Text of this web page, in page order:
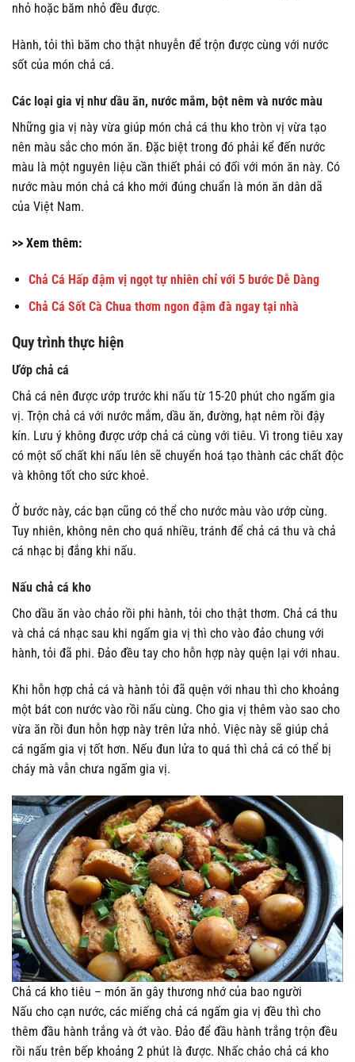
nhỏ hoặc băm nhỏ đều được.
Hành, tỏi thì băm cho thật nhuyễn để trộn được cùng với nước
sốt của món chả cá.
Các loại gia vị như dầu ăn, nước mắm, bột nêm và nước màu
Những gia vị này vừa giúp món chả cá thu kho tròn vị vừa tạo
nên màu sắc cho món ăn. Đặc biệt trong đó phải kể đến nước
màu là một nguyên liệu cần thiết phải có đối với món ăn này. Có
nước màu món chả cá kho mới đúng chuẩn là món ăn dân dã
của Việt Nam.
>> Xem thêm:
Chả Cá Hấp đậm vị ngọt tự nhiên chỉ với 5 bước Dễ Dàng
Chả Cá Sốt Cà Chua thơm ngon đậm đà ngay tại nhà
Quy trình thực hiện
Ướp chả cá
Chả cá nên được ướp trước khi nấu từ 15-20 phút cho ngấm gia
vị. Trộn chả cá với nước mắm, dầu ăn, đường, hạt nêm rồi đậy
kín. Lưu ý không được ướp chả cá cùng với tiêu. Vì trong tiêu xay
có một số chất khi nấu lên sẽ chuyển hoá tạo thành các chất độc
và không tốt cho sức khoẻ.
Ở bước này, các bạn cũng có thể cho nước màu vào ướp cùng.
Tuy nhiên, không nên cho quá nhiều, tránh để chả cá thu và chả
cá nhạc bị đắng khi nấu.
Nấu chả cá kho
Cho dầu ăn vào chảo rồi phi hành, tỏi cho thật thơm. Chả cá thu
và chả cá nhạc sau khi ngấm gia vị thì cho vào đảo chung với
hành, tỏi đã phi. Đảo đều tay cho hỗn hợp này quện lại với nhau.
Khi hỗn hợp chả cá và hành tỏi đã quện với nhau thì cho khoảng
một bát con nước vào rồi nấu cùng. Cho gia vị thêm vào sao cho
vừa ăn rồi đun hỗn hợp này trên lửa nhỏ. Việc này sẽ giúp chả
cá ngấm gia vị tốt hơn. Nếu đun lửa to quá thì chả cá có thể bị
cháy mà vẫn chưa ngấm gia vị.
Chả cá kho tiêu – món ăn gây thương nhớ của bao người
Nấu cho cạn nước, các miếng chả cá ngấm gia vị đều thì cho
thêm đầu hành trắng và ớt vào. Đảo để đầu hành trắng trộn đều
rồi nấu trên bếp khoảng 2 phút là được. Nhấc chảo chả cá kho